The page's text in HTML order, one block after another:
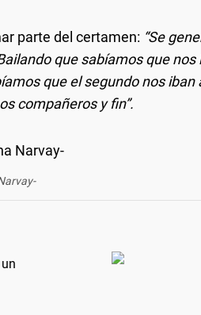
parte del certamen: “Se
que sabíamos que nos
que el segundo nos iban
compañeros y fin”.